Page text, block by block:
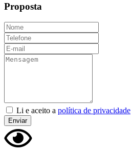
Proposta
Nome
Telefone
E-
mail
Mensagem
Li e aceito a política de privacidade
Enviar